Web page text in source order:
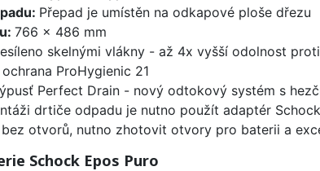
Přepad je umístěn na odkapové ploše dřezu
766 x 486 mm
skelnými vlákny - až 4x vyšší odolnost
ProHygienic 21
Perfect Drain - nový odtokový systém s
drtiče odpadu je nutno použít adaptér
otvorů, nutno zhotovit otvory pro baterii a
Schock Epos Puro